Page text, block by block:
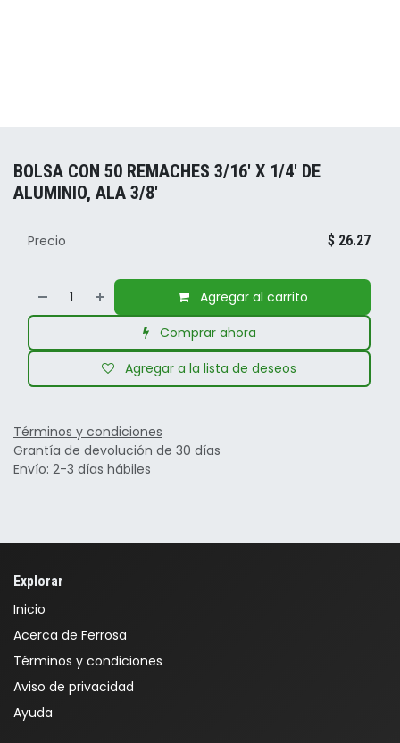
BOLSA CON 50 REMACHES 3/16' X 1/4' DE
ALUMINIO, ALA 3/8'
Agregar al carrito
Comprar ahora
Agregar a la lista de deseos
Precio $ 26.27
Términos y condiciones
Grantía de devolución de 30 días
Envío: 2-3 días hábiles
Explorar
Inicio
Acerca de Ferrosa
Términos y condiciones
Aviso de privacidad
Ayuda